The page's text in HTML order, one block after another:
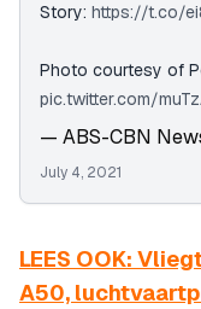
Story: https://t.co/
Photo courtesy of
pic.twitter.com/
— ABS-CBN
July 4, 2021
LEES OOK:
A50,